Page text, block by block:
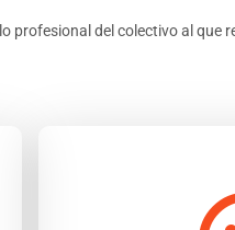
profesional del colectivo al que